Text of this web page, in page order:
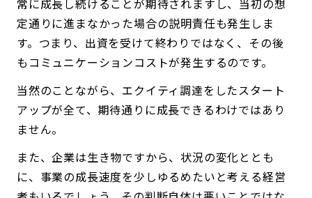
定通りに進まなかった場合の説明責任も発生しま
す。つまり、出資を受けて終わりではなく、その後
もコミュニケーションコストが発生するのです。
当然のことながら、エクイティ調達をしたスタート
アップが全て、期待通りに成長できるわけではあり
ません。
また、企業は生き物ですから、状況の変化ととも
に、事業の成長速度を少しゆるめたいと考える経営